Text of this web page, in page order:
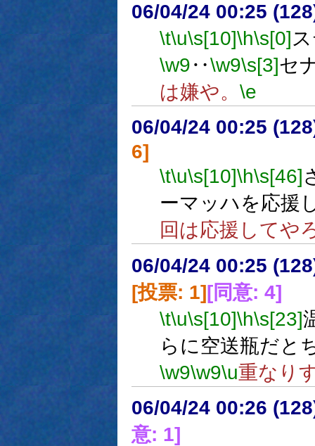
06/04/24 00:25
\t\u\s[10]\h\s[0]
\w9‥\w9\s[3]セ
は嫌や。 \e
06/04/24 00:25
6]
\t\u\s[10]\h\s[46]
ーマッハを応援
回は応援してや
06/04/24 00:25
[投票: 1][同意: 4]
\t\u\s[10]\h\s[23]
らに空送瓶だと
\w9\w9\u重なり
06/04/24 00:26
意: 1]